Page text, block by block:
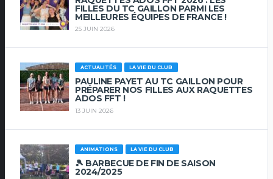
FILLES DU TC GAILLON PARMI LES
MEILLEURES ÉQUIPES DE FRANCE !
25 JUIN 2026
ACTUALITÉS LA VIE DU CLUB
PAULINE PAYET AU TC GAILLON POUR
PRÉPARER NOS FILLES AUX RAQUETTES
ADOS FFT !
13 JUIN 2026
ANIMATIONS LA VIE DU CLUB
🎾 BARBECUE DE FIN DE SAISON
2024/2025